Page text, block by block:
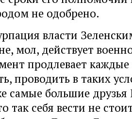
не одобрено.
власти
мол, действует
продлевает
проводить в таких
самые большие друзья
так себя вести не